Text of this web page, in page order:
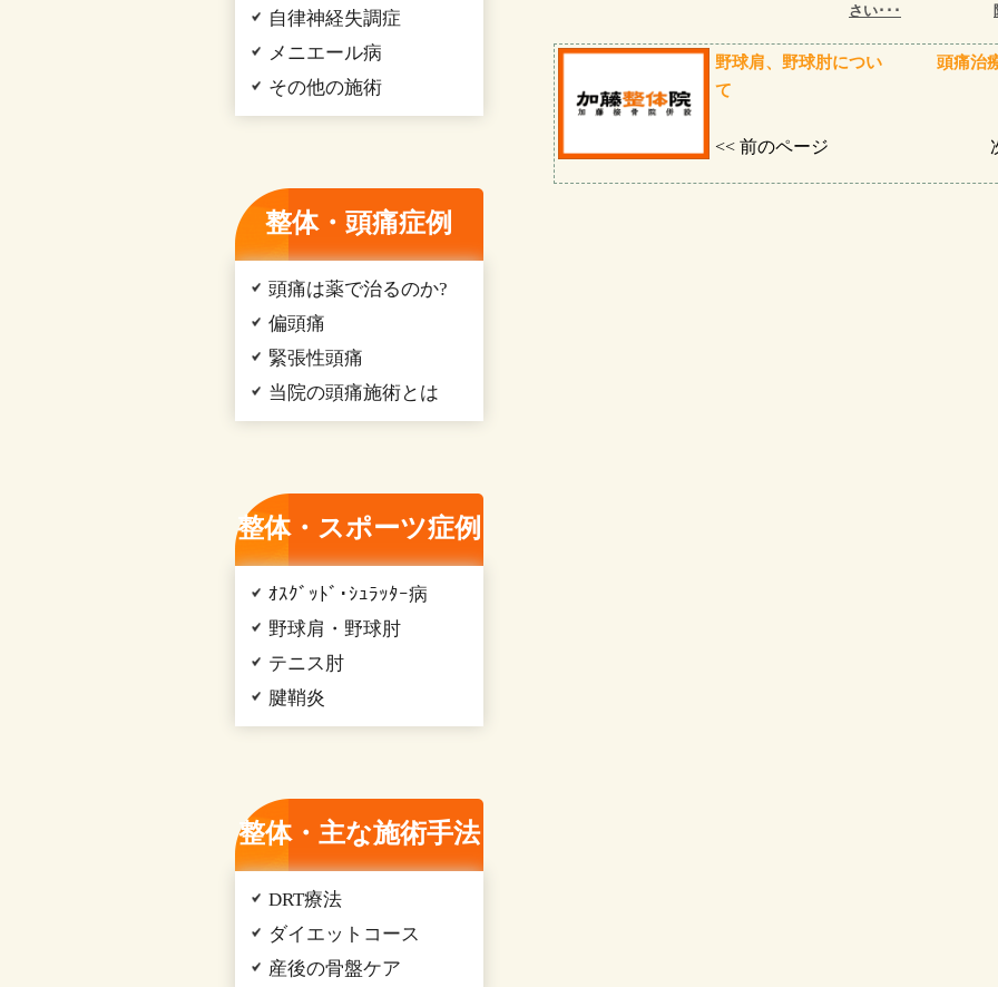
さい･･･
野球肩、野球肘につい
て
<< 前のページ
頭痛治
自律神経失調症
メニエール病
その他の施術
整体・頭痛症例
頭痛は薬で治るのか?
偏頭痛
緊張性頭痛
当院の頭痛施術とは
整体・スポーツ症例
ｵｽｸﾞｯﾄﾞ･ｼｭﾗｯﾀｰ病
野球肩・野球肘
テニス肘
腱鞘炎
整体・主な施術手法
DRT療法
ダイエットコース
産後の骨盤ケア